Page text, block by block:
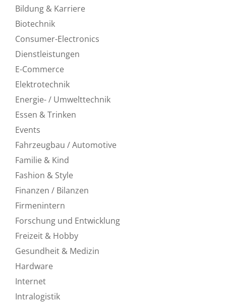
Bildung & Karriere
Biotechnik
Consumer-Electronics
Dienstleistungen
E-Commerce
Elektrotechnik
Energie- / Umwelttechnik
Essen & Trinken
Events
Fahrzeugbau / Automotive
Familie & Kind
Fashion & Style
Finanzen / Bilanzen
Firmenintern
Forschung und Entwicklung
Freizeit & Hobby
Gesundheit & Medizin
Hardware
Internet
Intralogistik